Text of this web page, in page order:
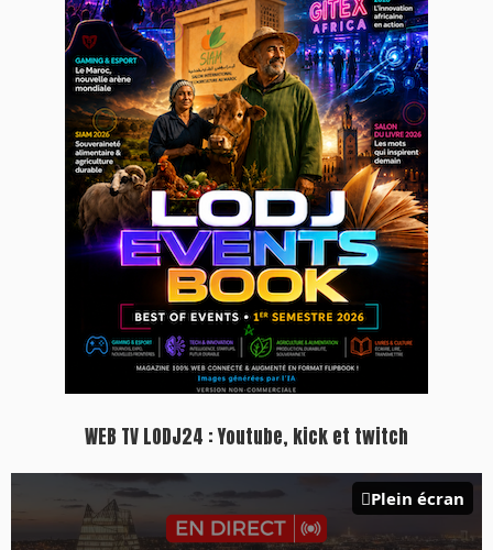
WEB TV LODJ24 : Youtube, kick et twitch
Plein écran